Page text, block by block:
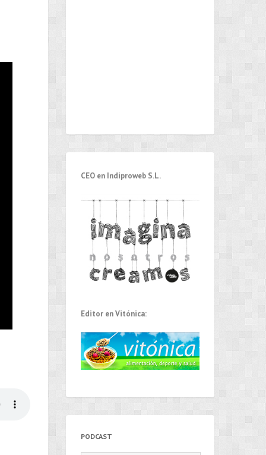
CEO en Indiproweb S.L.
Editor en Vitónica:
PODCAST